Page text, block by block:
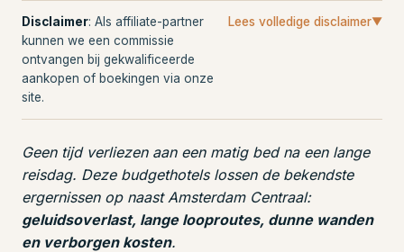
Disclaimer: Als affiliate-partner
kunnen we een commissie
ontvangen bij gekwalificeerde
aankopen of boekingen via onze
site.
Lees volledige disclaimer▼
Geen tijd verliezen aan een matig bed na een lange
reisdag. Deze budgethotels lossen de bekendste
ergernissen op naast Amsterdam Centraal:
geluidsoverlast, lange looproutes, dunne wanden
en verborgen kosten.